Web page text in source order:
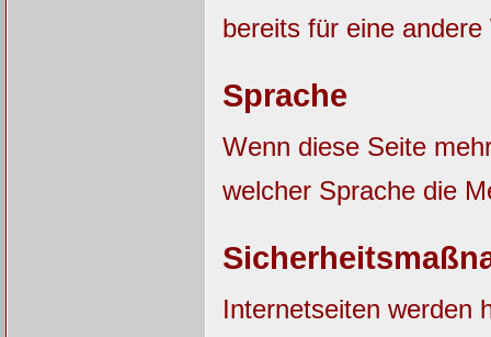
bereits für eine
Sprache
Wenn diese Seite
welcher Sprache die
Internetseiten werden